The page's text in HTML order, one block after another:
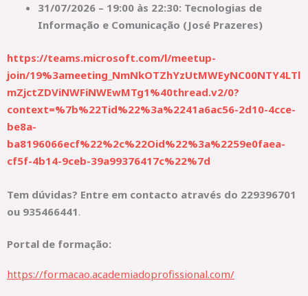
31/07/2026 – 19:00 às 22:30: Tecnologias de
Informação e Comunicação (José Prazeres)
https://teams.microsoft.com/l/meetup-
join/19%3ameeting_NmNkOTZhYzUtMWEyNC00NTY4LTl
mZjctZDViNWFiNWEwMTg1%40thread.v2/0?
context=%7b%22Tid%22%3a%2241a6ac56-2d10-4cce-
be8a-
ba8196066ecf%22%2c%22Oid%22%3a%2259e0faea-
cf5f-4b14-9ceb-39a99376417c%22%7d
Tem dúvidas? Entre em contacto através do 229396701
ou 935466441.
Portal de formação:
https://formacao.academiadoprofissional.com/